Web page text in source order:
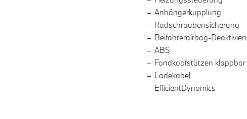
Anhängerkupplung
Radschraubensicherung
Beifahrerairbag-
ABS
Fondkopfstützen klappbar
Ladekabel
EfficientDynamics